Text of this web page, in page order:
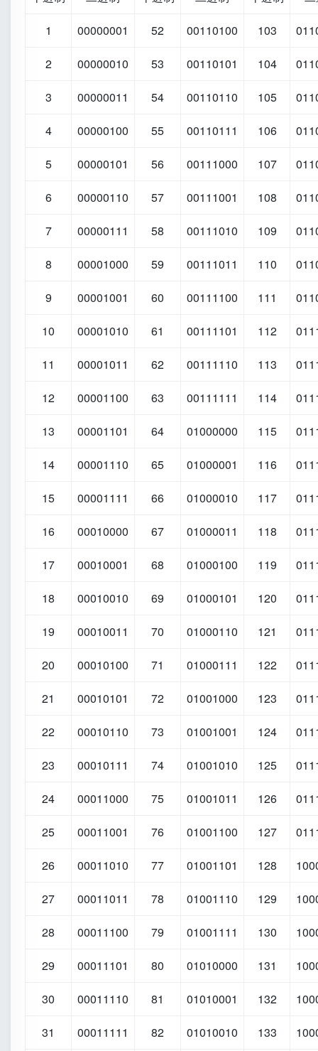
1 00000001 52 00110100 103
2 00000010 53 00110101 104
3 00000011 54 00110110 105
4 00000100 55 00110111 106
5 00000101 56 00111000 107
6 00000110 57 00111001 108
7 00000111 58 00111010 109
8 00001000 59 00111011 110
9 00001001 60 00111100 111
10 00001010 61 00111101 112
11 00001011 62 00111110 113
12 00001100 63 00111111 114
13 00001101 64 01000000 115
14 00001110 65 01000001 116
15 00001111 66 01000010 117
16 00010000 67 01000011 118
17 00010001 68 01000100 119
18 00010010 69 01000101 120
19 00010011 70 01000110 121
20 00010100 71 01000111 122
21 00010101 72 01001000 123
22 00010110 73 01001001 124
23 00010111 74 01001010 125
24 00011000 75 01001011 126
25 00011001 76 01001100 127
26 00011010 77 01001101 128
27 00011011 78 01001110 129
28 00011100 79 01001111 130
29 00011101 80 01010000 131
30 00011110 81 01010001 132
31 00011111 82 01010010 133